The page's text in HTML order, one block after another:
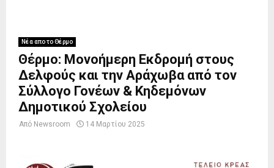
Νέα απο το Θέρμο
Θέρμο: Μονοήμερη Εκδρομή στους
Δελφούς και την Αράχωβα από τον
Σύλλογο Γονέων & Κηδεμόνων
Δημοτικού Σχολείου
Από Newsroom 14 Μαρτίου 2025